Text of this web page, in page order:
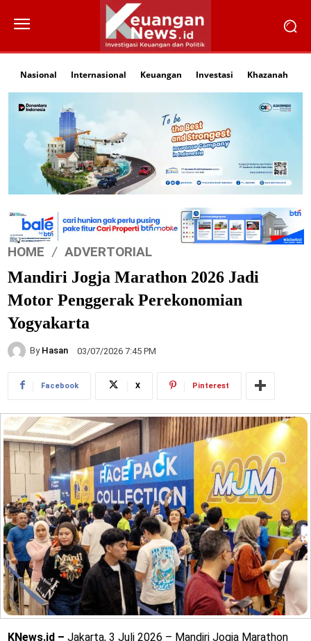
Nasional Internasional Keuangan Investasi Khazanah
HOME ADVERTORIAL
Mandiri Jogja Marathon 2026 Jadi
Motor Penggerak Perekonomian
Yogyakarta
By Hasan 03/07/2026 7:45 PM
Facebook X Pinterest
KNews.id – Jakarta, 3 Juli 2026 – Mandiri Jogja Marathon